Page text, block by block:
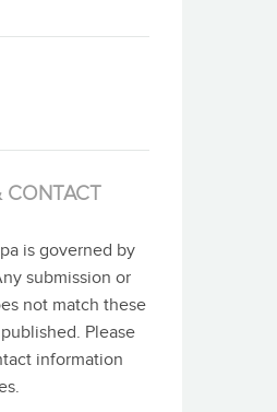
CONTACT
is governed by
submission or
not match these
Please
information